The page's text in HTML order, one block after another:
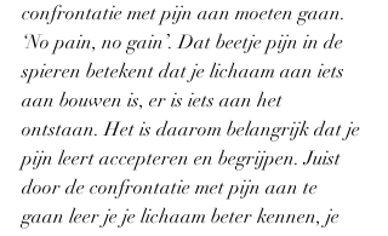
confrontatie met pijn aan moeten gaan.
‘No pain, no gain’. Dat beetje pijn in de
spieren betekent dat je lichaam aan iets
aan bouwen is, er is iets aan het
ontstaan. Het is daarom belangrijk dat je
pijn leert accepteren en begrijpen. Juist
door de confrontatie met pijn aan te
gaan leer je je lichaam beter kennen, je